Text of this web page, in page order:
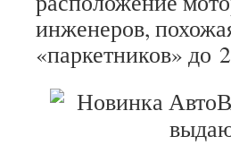
инженеров,
«паркетников» до